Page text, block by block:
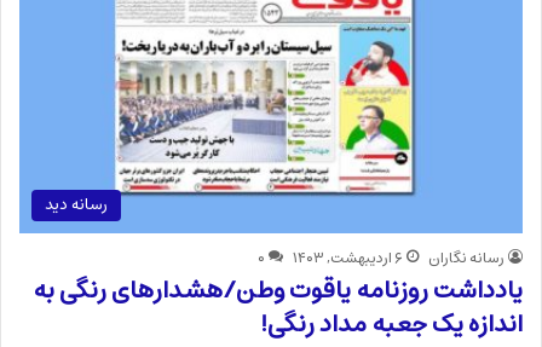
رسانه دید
رسانه نگاران ۶ اردیبهشت, ۱۴۰۳ ۰
یادداشت روزنامه یاقوت وطن/هشدارهای رنگی به
اندازه یک جعبه مداد رنگی!